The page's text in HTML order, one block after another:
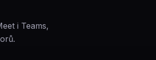
i Teams,